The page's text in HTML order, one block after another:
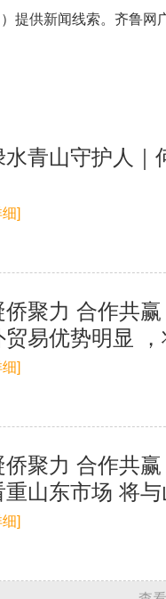
）提供新闻线索。齐鲁网
水青山守护人｜
细]
侨聚力 合作共
贸易优势明显
细]
侨聚力 合作共
重山东市场 将
细]